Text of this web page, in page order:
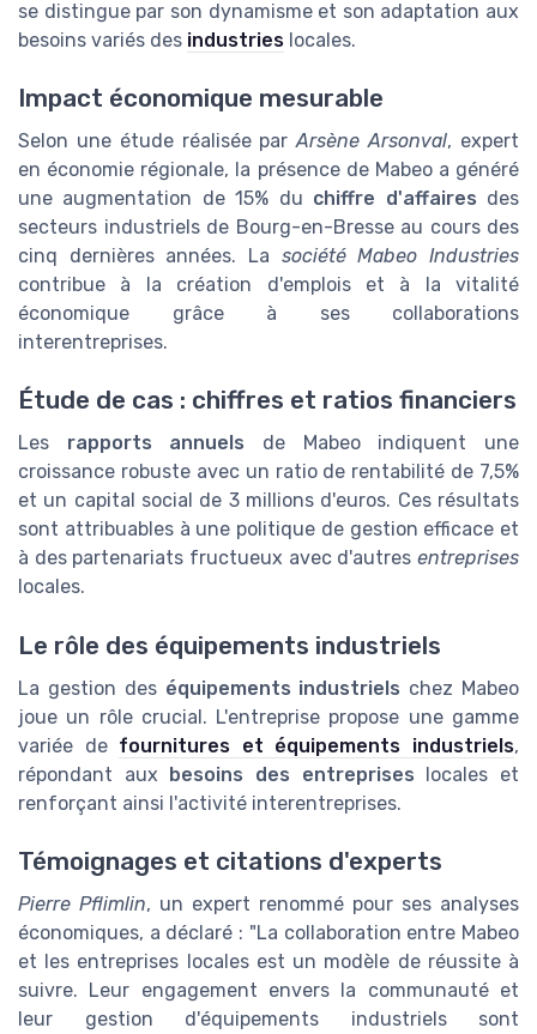
se distingue par son dynamisme et son adaptation aux
besoins variés des industries locales.
Impact économique mesurable
Selon une étude réalisée parArsène Arsonval, expert
en économie régionale, la présence de Mabeo a généré
une augmentation de 15% du chiffre d'affaires des
secteurs industriels de Bourg-en-Bresse au cours des
cinq dernières années. La société Mabeo Industries
contribue à la création d'emplois et à la vitalité
économique grâce à ses collaborations
interentreprises.
Étude de cas : chiffres et ratios financiers
Les rapports annuels de Mabeo indiquent une
croissance robuste avec un ratio de rentabilité de 7,5%
et un capital social de 3 millions d'euros. Ces résultats
sont attribuables à une politique de gestion efficace et
à des partenariats fructueux avec d'autres entreprises
locales.
Le rôle des équipements industriels
La gestion des équipements industriels chez Mabeo
joue un rôle crucial. L'entreprise propose une gamme
variée de fournitures et équipements industriels,
répondant aux besoins des entreprises locales et
renforçant ainsi l'activité interentreprises.
Témoignages et citations d'experts
Pierre Pflimlin, un expert renommé pour ses analyses
économiques, a déclaré : "La collaboration entre Mabeo
et les entreprises locales est un modèle de réussite à
suivre. Leur engagement envers la communauté et
leur gestion d'équipements industriels sont